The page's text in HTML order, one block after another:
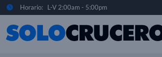
Horario: L-V 2:00am - 5:00pm